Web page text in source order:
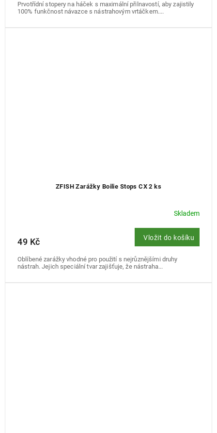
Prvotřídní stopery na háček s maximální přilnavostí, aby zajistily
100% funkčnost návazce s nástrahovým vrtáčkem....
ZFISH Zarážky Boilie Stops CX 2 ks
Skladem
49 Kč Vložit do košíku
Oblíbené zarážky vhodné pro použití s nejrůznějšími druhy
nástrah. Jejich speciální tvar zajišťuje, že nástraha...